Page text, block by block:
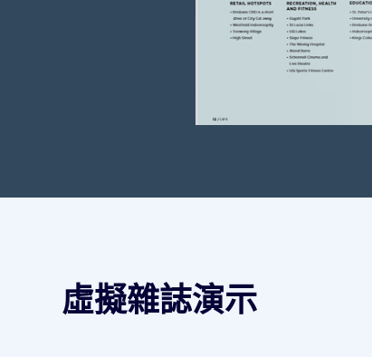
虛擬雜誌演示